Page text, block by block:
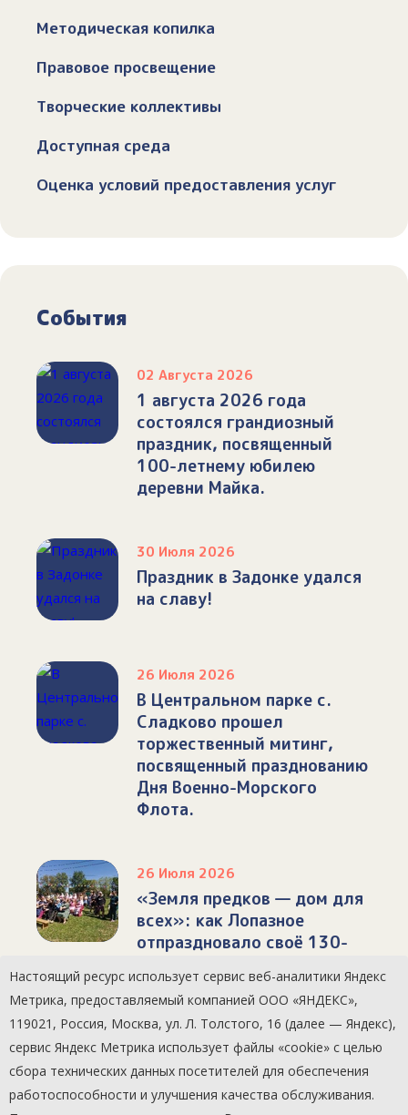
Методическая копилка
Правовое просвещение
Творческие коллективы
Доступная среда
Оценка условий предоставления услуг
События
02 Августа 2026
1 августа 2026 года
состоялся грандиозный
праздник, посвященный
100-летнему юбилею
деревни Майка.
30 Июля 2026
Праздник в Задонке удался
на славу!
26 Июля 2026
В Центральном парке с.
Сладково прошел
торжественный митинг,
посвященный празднованию
Дня Военно-Морского
Флота.
26 Июля 2026
«Земля предков — дом для
всех»: как Лопазное
отпраздновало своё 130-
Настоящий ресурс использует сервис веб-аналитики Яндекс
Метрика, предоставляемый компанией ООО «ЯНДЕКС»,
119021, Россия, Москва, ул. Л. Толстого, 16 (далее — Яндекс),
сервис Яндекс Метрика использует файлы «cookie» с целью
сбора технических данных посетителей для обеспечения
работоспособности и улучшения качества обслуживания.